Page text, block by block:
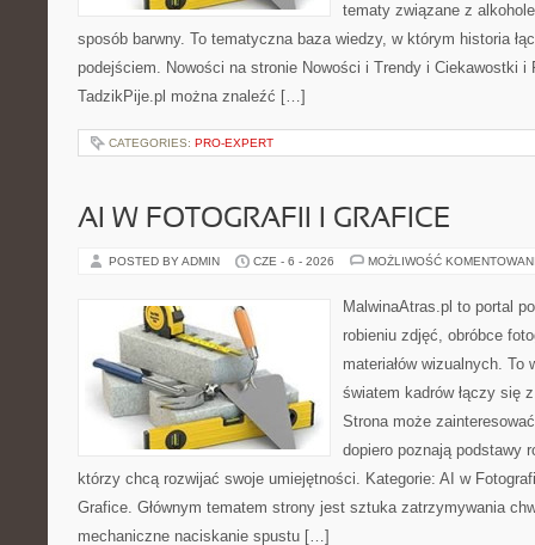
tematy związane z
sposób barwny. To tematyczna baza wiedzy, w którym historia
podejściem. Nowości na stronie Nowości i Trendy i Ciekawostki i
TadzikPije.pl można znaleźć […]
CATEGORIES: PRO-EXPERT
AI W FOTOGRAFII I GRAFICE
POSTED BY ADMIN CZE - 6 - 2026 MOŻLIWOŚĆ
MalwinaAtras.pl to portal
robieniu zdjęć, obróbce
materiałów wizualnych.
światem kadrów łączy się
Strona może
dopiero poznają podstawy
którzy chcą rozwijać swoje umiejętności. Kategorie: AI w
Grafice. Głównym tematem strony jest sztuka zatrzymywania
mechaniczne naciskanie spustu […]